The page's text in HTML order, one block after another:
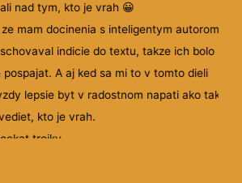
nad tym, kto je vrah 😀
mam docinenia s inteligentym autorom,
indicie do textu, takze ich bolo uz
A aj ked sa mi to v tomto dieli
lepsie byt v radostnom napati ako takmer
kto je vrah.
trojky.